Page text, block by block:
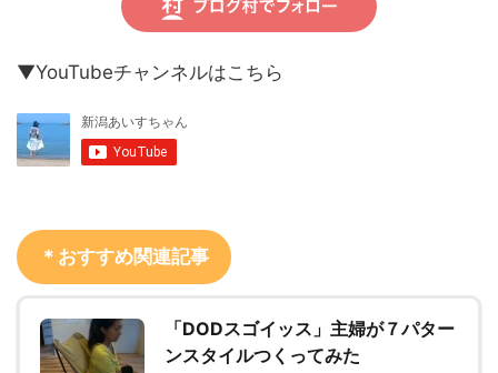
▼YouTubeチャンネルはこちら
＊おすすめ関連記事
「DODスゴイッス」主婦が７パター
ンスタイルつくってみた